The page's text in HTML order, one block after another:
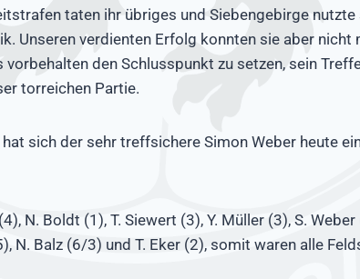
taten ihr übriges und Siebengebirge
Unseren verdienten Erfolg konnten sie aber nicht
den Schlusspunkt zu setzen, sein
torreichen Partie.
sich der sehr treffsichere Simon Weber heute
N. Boldt (1), T. Siewert (3), Y. Müller (3), S.
N. Balz (6/3) und T. Eker (2), somit waren alle